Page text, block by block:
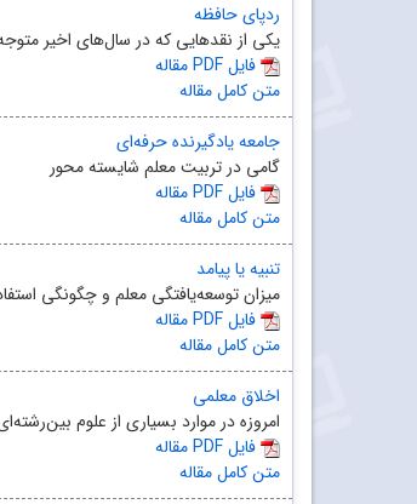
ردپای حافظه
یکی از نقدهایی که در سال‌های اخیر
مقاله PDF فایل
متن کامل مقاله
جامعه یادگیرنده حرفه‌ای
گامی در تربیت معلم شایسته محور
مقاله PDF فایل
متن کامل مقاله
تنبیه یا پیامد
میزان توسعه‌یافتگی معلم و چگونگی
مقاله PDF فایل
متن کامل مقاله
اخلاق معلمی
امروزه در موارد بسیاری از علوم
مقاله PDF فایل
متن کامل مقاله